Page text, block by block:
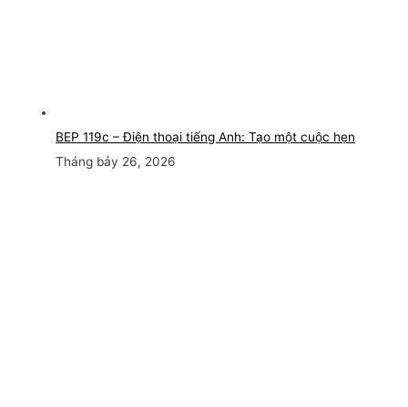
BEP 119c – Điện thoại tiếng Anh: Tạo một cuộc hẹn
Tháng bảy 26, 2026